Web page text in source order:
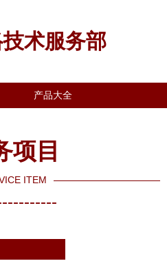
术服务部
产品大全
项目
ITEM